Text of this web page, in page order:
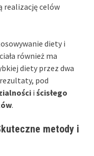
realizację celów
diety i
również ma
diety przez dwa
pod
i ścisłego
.
metody i